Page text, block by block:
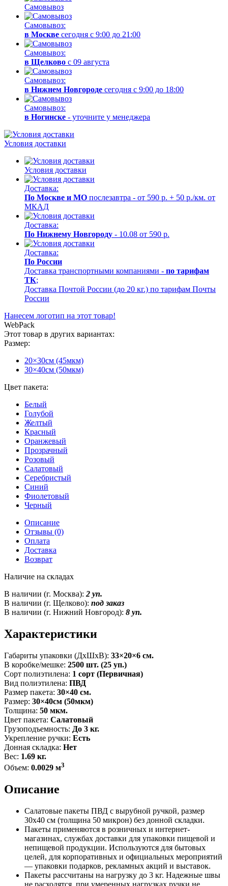
Самовывоз
Самовывоз:
в Москве сегодня с 9:00 до 21:00
Самовывоз:
в Щелково с 09 августа
Самовывоз:
в Нижнем Новгороде сегодня с 9:00 до 18:00
Самовывоз:
в Ногинске - уточните у менеджера
Условия доставки
Условия доставки
Доставка:
По Москве и МО послезавтра - от 590 р. + 50 р./км. от
МКАД
Доставка:
По Нижнему Новгороду - 10.08 от 590 р.
Доставка:
По России
Доставка транспортными компаниями - по тарифам
ТК;
Доставка Почтой России (до 20 кг.) по тарифам Почты
России
Нанесем логотип на этот товар!
WebPack
Этот товар в других вариантах:
Размер:
20×30см (45мкм)
30×40см (50мкм)
Цвет пакета:
Белый
Голубой
Желтый
Красный
Оранжевый
Прозрачный
Розовый
Салатовый
Серебристый
Синий
Фиолетовый
Черный
Описание
Отзывы (0)
Оплата
Доставка
Возврат
Наличие на складах
В наличии (г. Москва): 2 уп.
В наличии (г. Щелково): под заказ
В наличии (г. Нижний Новгород): 8 уп.
Характеристики
Габариты упаковки (ДxШxВ): 33×20×6 см.
В коробке/мешке: 2500 шт. (25 уп.)
Сорт полиэтилена: 1 сорт (Первичная)
Вид полиэтилена: ПВД
Размер пакета: 30×40 см.
Размер: 30×40см (50мкм)
Толщина: 50 мкм.
Цвет пакета: Салатовый
Грузоподъемность: До 3 кг.
Укрепление ручки: Есть
Донная складка: Нет
Вес: 1.69 кг.
Объем: 0.0029 м3
Описание
Салатовые пакеты ПВД с вырубной ручкой, размер
30x40 см (толщина 50 микрон) без донной складки.
Пакеты применяются в розничных и интернет-
магазинах, службах доставки для упаковки пищевой и
непищевой продукции. Используются для бытовых
целей, для корпоративных и официальных мероприятий
— упаковки подарков, рекламных акций и выставок.
Пакеты рассчитаны на нагрузку до 3 кг. Надежные швы
не расходятся, при умеренных нагрузках ручки не